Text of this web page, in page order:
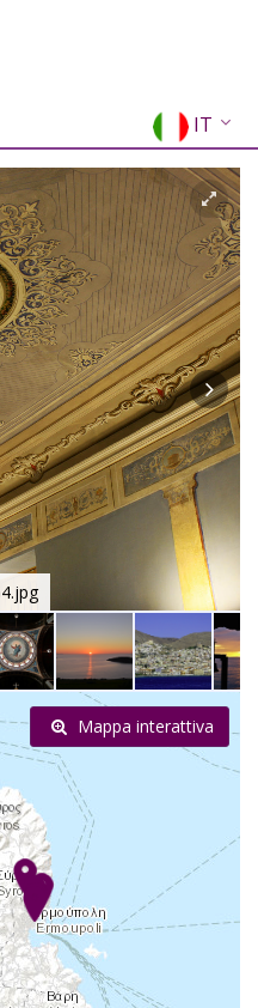
IT
EN
EL
FR
DE
ES
RU
CN
Mappa interattiva